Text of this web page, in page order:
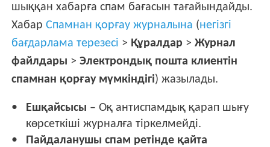
шыққан хабарға спам бағасын тағайындайды.
ХабарСпамнан қорғау журналына (негізгі
бағдарлама терезесі > Құралдар >Журнал
файлдары >Электрондық пошта клиентін
спамнан қорғау мүмкіндігі) жазылады.
Ешқайсысы – Оқ антиспамдық қарап шығу
көрсеткіші журналға тіркелмейді.
Пайдаланушы спам ретінде қайта